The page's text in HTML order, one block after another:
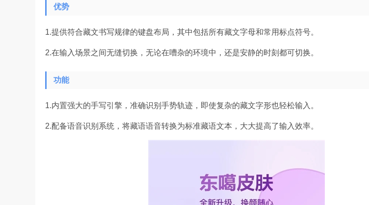
优势
1.提供符合藏文书写规律的键盘布局，其中包括所有藏文字母和常用标点符号。
2.在输入场景之间无缝切换，无论在嘈杂的环境中，还是安静的时刻都可切换。
功能
1.内置强大的手写引擎，准确识别手势轨迹，即使复杂的藏文字形也轻松输入。
2.配备语音识别系统，将藏语语音转换为标准藏语文本，大大提高了输入效率。